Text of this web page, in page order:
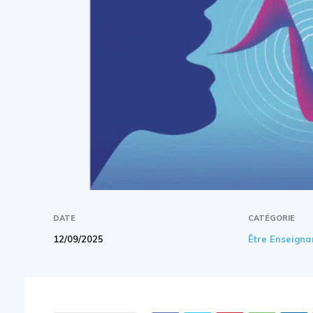
DATE
12/09/2025
CATÉGORIE
Être